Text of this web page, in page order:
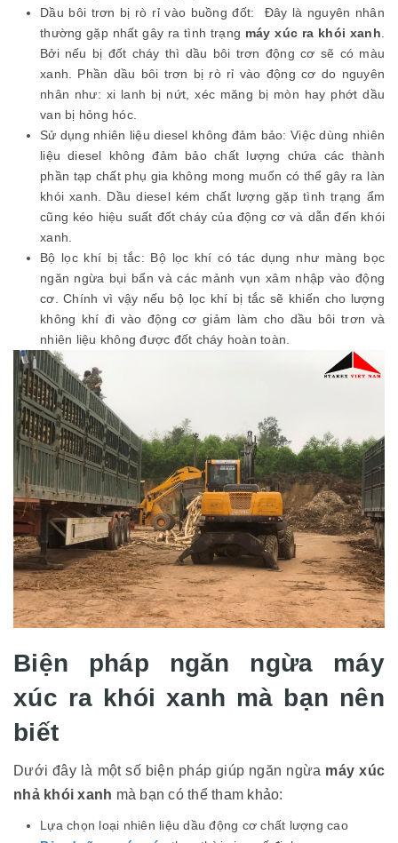
Dầu bôi trơn bị rò rỉ vào buồng đốt: Đây là nguyên nhân
thường gặp nhất gây ra tình trạng máy xúc ra khói xanh
Bởi nếu bị đốt cháy thì dầu bôi trơn động cơ sẽ có màu
xanh. Phần dầu bôi trơn bị rò rỉ vào động cơ do nguyên
nhân như: xi lanh bị nứt, xéc măng bị mòn hay phớt dầu
van bị hỏng hóc.
Sử dụng nhiên liệu diesel không đảm bảo: Việc dùng nhiên
liệu diesel không đảm bảo chất lượng chứa các thành
phần tạp chất phụ gia không mong muốn có thể gây ra làn
khói xanh. Dầu diesel kém chất lượng gặp tình trạng ẩm
cũng kéo hiệu suất đốt cháy của động cơ và dẫn đến khói
xanh.
Bộ lọc khí bị tắc: Bộ lọc khí có tác dụng như màng bọc
ngăn ngừa bụi bẩn và các mảnh vụn xâm nhập vào động
cơ. Chính vì vậy nếu bộ lọc khí bị tắc sẽ khiến cho lượng
không khí đi vào động cơ giảm làm cho dầu bôi trơn và
nhiên liệu không được đốt cháy hoàn toàn.
Biện pháp ngăn ngừa máy
xúc ra khói xanh mà bạn nên
biết
Dưới đây là một số biện pháp giúp ngăn ngừa máy xúc
nhả khói xanh mà bạn có thể tham khảo:
Lựa chọn loại nhiên liệu dầu động cơ chất lượng cao